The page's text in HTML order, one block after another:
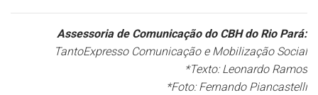
Assessoria de Comunicação do CBH do Rio Pará:
TantoExpresso Comunicação e Mobilização Social
*Texto: Leonardo Ramos
*Foto: Fernando Piancastelli